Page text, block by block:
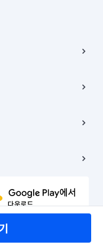
, 트윈트리빌딩) B동 5층
7층, 8층 미소
사자에게 있습니다.